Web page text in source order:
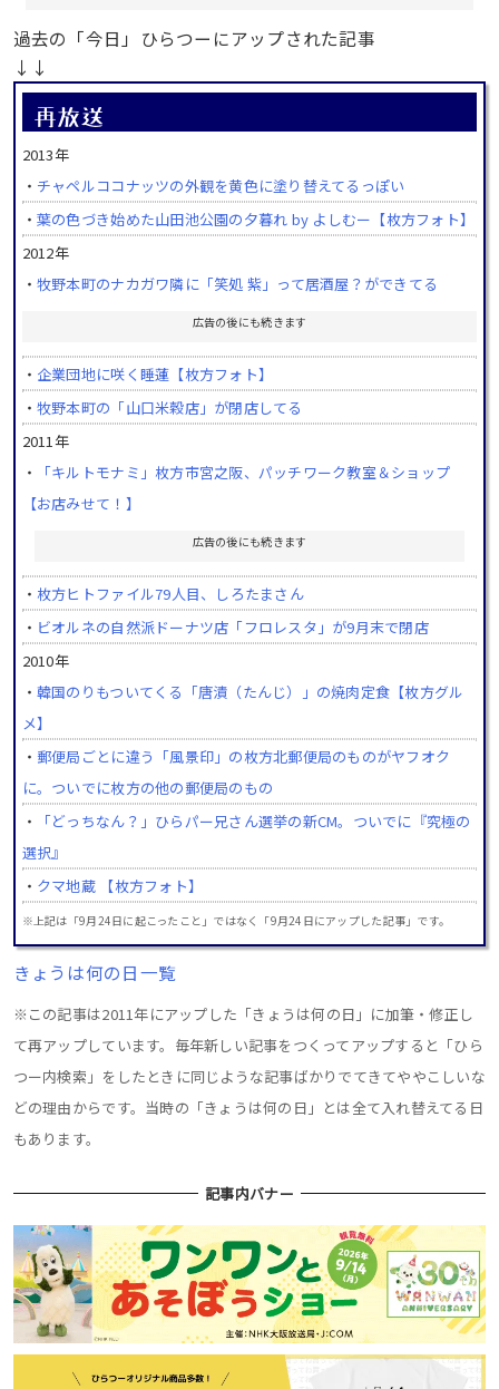
過去の「今日」ひらつーにアップされた記事
↓↓
2013年
・ チャペルココナッツの外観を黄色に塗り替えてるっぽい
・ 葉の色づき始めた山田池公園の夕暮れ by よしむー【枚方フォト】
2012年
・ 牧野本町のナカガワ隣に「笑処 紫」って居酒屋？ができてる
広告の後にも続きます
・ 企業団地に咲く睡蓮【枚方フォト】
・ 牧野本町の「山口米穀店」が閉店してる
2011年
・
「キルトモナミ」枚方市宮之阪、パッチワーク教室＆ショップ
【お店みせて！】
広告の後にも続きます
・ 枚方ヒトファイル79人目、しろたまさん
・ ビオルネの自然派ドーナツ店「フロレスタ」が9月末で閉店
2010年
・ 韓国のりもついてくる「唐漬（たんじ）」の焼肉定食【枚方グル
メ】
・ 郵便局ごとに違う「風景印」の枚方北郵便局のものがヤフオク
に。ついでに枚方の他の郵便局のもの
・
「どっちなん？」ひらパー兄さん選挙の新CM。ついでに『究極の
選択』
・ クマ地蔵 【枚方フォト】
※上記は「9月24日に起こったこと」ではなく「9月24日にアップした記事」です。
きょうは何の日一覧
※この記事は2011年にアップした「きょうは何の日」に加筆・修正し
て再アップしています。毎年新しい記事をつくってアップすると「ひら
つー内検索」をしたときに同じような記事ばかりでてきてややこしいな
どの理由からです。当時の「きょうは何の日」とは全て入れ替えてる日
もあります。
記事内バナー